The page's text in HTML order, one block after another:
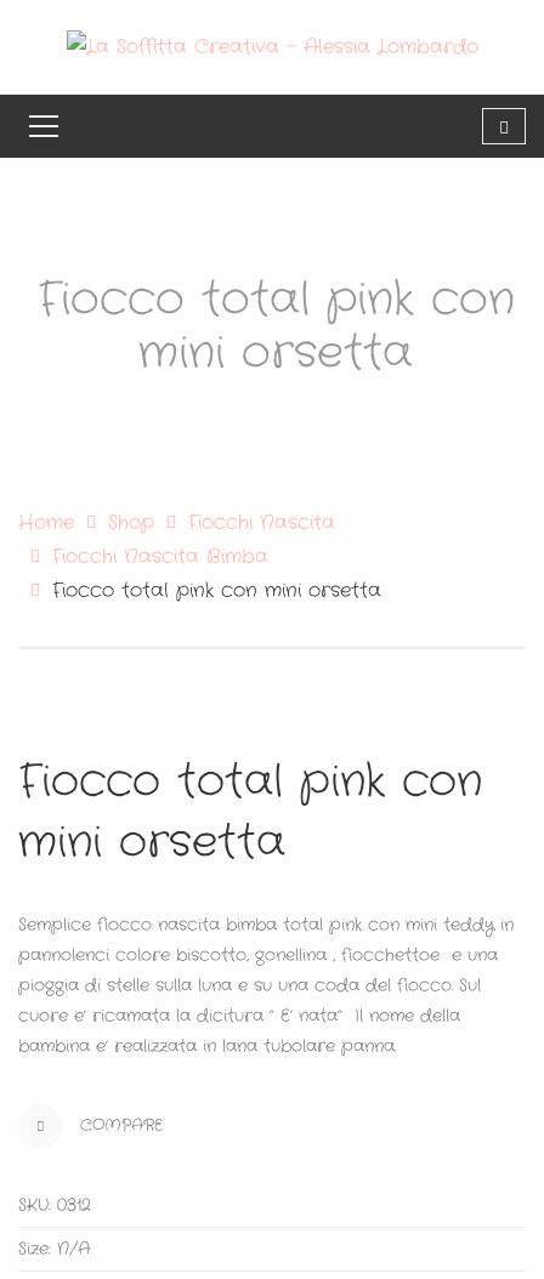
Fiocco total pink con
mini orsetta
Home Shop
Fiocchi Nascita
Fiocchi Nascita Bimba
Fiocco total pink con mini orsetta
Fiocco total pink con
mini orsetta
Semplice fiocco nascita bimba total pink con mini teddy in
pannolenci colore biscotto, gonellina , fiocchettoe e una
pioggia di stelle sulla luna e su una coda del fiocco. Sul
cuore e’ ricamata la dicitura ” E’ nata” Il nome della
bambina e’ realizzata in lana tubolare panna.
COMPARE
SKU: 0312
Size: N/A